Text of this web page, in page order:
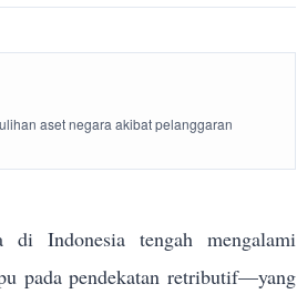
aset negara akibat pelanggaran
Indonesia tengah mengalami
pada pendekatan retributif—yang